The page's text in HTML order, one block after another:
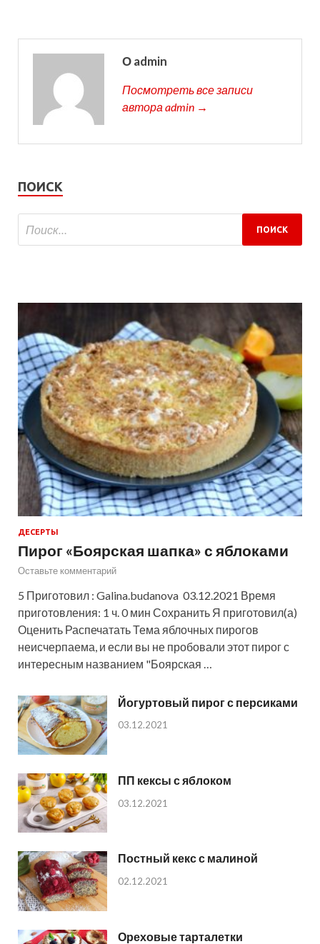
О admin
Посмотреть все записи
автора admin →
ПОИСК
ДЕСЕРТЫ
Пирог «Боярская шапка» с яблоками
Оставьте комментарий
5 Приготовил : Galina.budanova 03.12.2021 Время
приготовления: 1 ч. 0 мин Сохранить Я приготовил(а)
Оценить Распечатать Тема яблочных пирогов
неисчерпаема, и если вы не пробовали этот пирог с
интересным названием "Боярская …
Йогуртовый пирог с персиками
03.12.2021
ПП кексы с яблоком
03.12.2021
Постный кекс с малиной
02.12.2021
Ореховые тарталетки